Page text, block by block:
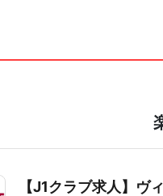
【J1クラブ求人】ヴ